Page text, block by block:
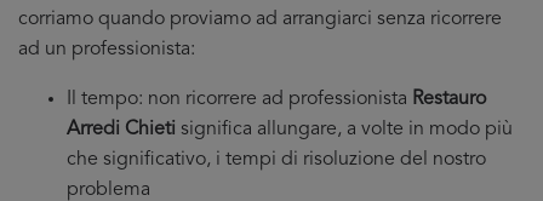
corriamo quando proviamo ad arrangiarci senza ricorrere
ad un professionista:
Il tempo: non ricorrere ad professionista Restauro
Arredi Chieti significa allungare, a volte in modo più
che significativo, i tempi di risoluzione del nostro
problema